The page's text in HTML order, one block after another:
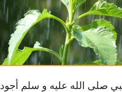
صلى الله عليه و سلم أجود